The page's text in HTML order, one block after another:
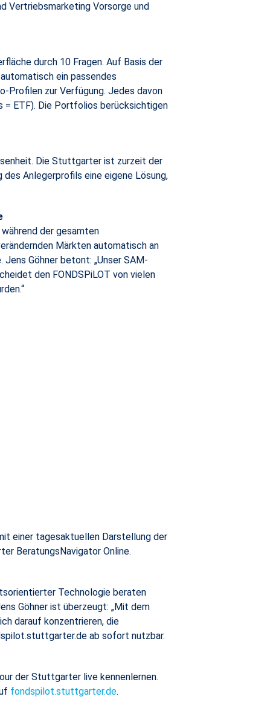
Vertriebsmarketing Vorsorge und
durch 10 Fragen. Auf Basis der
ein passendes
Profilen zur Verfügung. Jedes davon
= ETF). Die Portfolios berücksichtigen
Die Stuttgarter ist zurzeit der
Anlegerprofils eine eigene Lösung,
der gesamten
Märkten automatisch an
Göhner betont: „Unser SAM-
den FONDSPiLOT von vielen
einer tagesaktuellen Darstellung der
BeratungsNavigator Online.
Technologie beraten
Göhner ist überzeugt: „Mit dem
darauf konzentrieren, die
ab sofort nutzbar.
der Stuttgarter live kennenlernen.
fondspilot.stuttgarter.de.